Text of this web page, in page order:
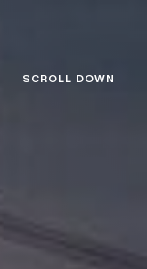
SCROLL DOWN